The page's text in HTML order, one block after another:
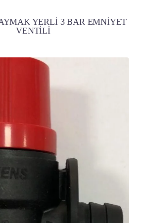
YERLİ 3 BAR EMNİYET
VENTİLİ